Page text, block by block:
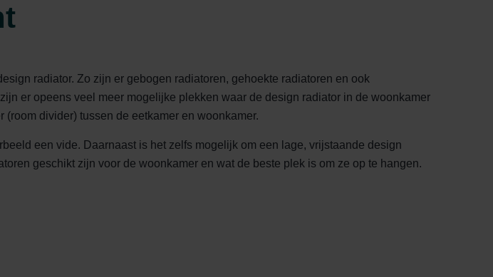
radiator. Zo zijn er gebogen radiatoren, gehoekte radiatoren en ook
er opeens veel meer mogelijke plekken waar de design radiator in de woonkamer
divider) tussen de eetkamer en woonkamer.
een vide. Daarnaast is het zelfs mogelijk om een lage, vrijstaande design
geschikt zijn voor de woonkamer en wat de beste plek is om ze op te hangen.